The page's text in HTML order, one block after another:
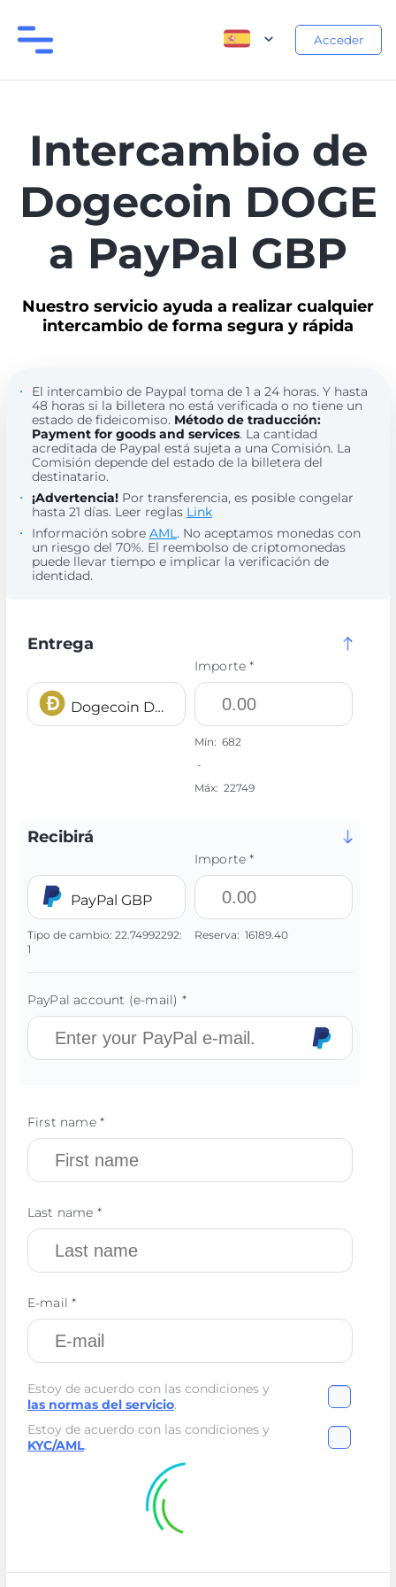
Acceder
Intercambio de
Dogecoin DOGE
a PayPal GBP
Nuestro servicio ayuda a realizar cualquier
intercambio de forma segura y rápida
El intercambio de Paypal toma de 1 a 24 horas. Y hasta
48 horas si la billetera no está verificada o no tiene un
estado de fideicomiso. Método de traducción:
Payment for goods and services. La cantidad
acreditada de Paypal está sujeta a una Comisión. La
Comisión depende del estado de la billetera del
destinatario.
¡Advertencia!Por transferencia, es posible congelar
hasta 21 días. Leer reglas Link
Información sobre AML. No aceptamos monedas con
un riesgo del 70%. El reembolso de criptomonedas
puede llevar tiempo e implicar la verificación de
identidad.
Entrega
Dogecoin DOGE
Importe *
Mín: 682
-
Máx: 22749
Recibirá
PayPal GBP
Tipo de cambio: 22.74992292:
1
Importe *
Reserva: 16189.40
PayPal account (e-mail) *
First name *
Last name *
E-mail *
Estoy de acuerdo con las condiciones y
las normas del servicio.
Estoy de acuerdo con las condiciones y
KYC/AML.